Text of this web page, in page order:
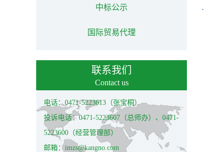
中标公示
国际贸易代理
联系我们
Contact us
电话：0471-5223613（张宝桐）
投诉电话：0471-5223607（总师办）、0471-
5223600（经营管理部）
邮箱：imzs@kangno.com